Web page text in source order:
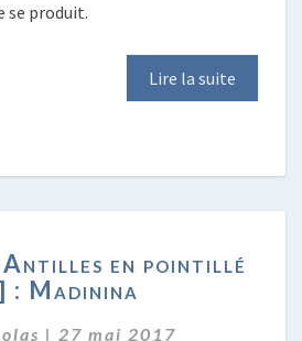
se produit.
Lire la suite
PETITES
ANTILLES
POINTILLÉ
Antilles en pointillé
: Madinina
| 27 mai 2017